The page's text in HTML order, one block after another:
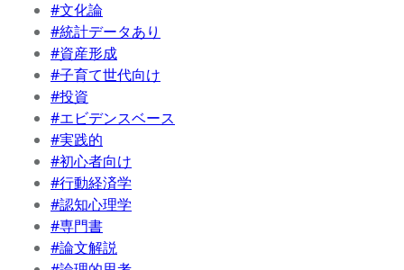
#文化論
#統計データあり
#資産形成
#子育て世代向け
#投資
#エビデンスベース
#実践的
#初心者向け
#行動経済学
#認知心理学
#専門書
#論文解説